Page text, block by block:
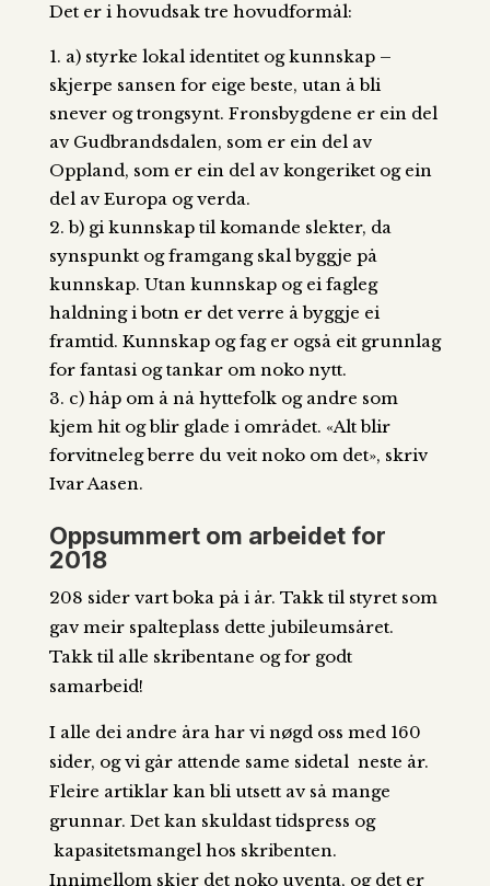
Det er i hovudsak tre hovudformål:
a) styrke lokal identitet og kunnskap –
skjerpe sansen for eige beste, utan å bli
snever og trongsynt. Fronsbygdene er ein del
av Gudbrandsdalen, som er ein del av
Oppland, som er ein del av kongeriket og ein
del av Europa og verda.
b) gi kunnskap til komande slekter, da
synspunkt og framgang skal byggje på
kunnskap. Utan kunnskap og ei fagleg
haldning i botn er det verre å byggje ei
framtid. Kunnskap og fag er også eit grunnlag
for fantasi og tankar om noko nytt.
c) håp om å nå hyttefolk og andre som
kjem hit og blir glade i området. «Alt blir
forvitneleg berre du veit noko om det», skriv
Ivar Aasen.
Oppsummert om arbeidet for
2018
208 sider vart boka på i år. Takk til styret som
gav meir spalteplass dette jubileumsåret.
Takk til alle skribentane og for godt
samarbeid!
I alle dei andre åra har vi nøgd oss med 160
sider, og vi går attende same sidetal neste år.
Fleire artiklar kan bli utsett av så mange
grunnar. Det kan skuldast tidspress og
kapasitetsmangel hos skribenten.
Innimellom skjer det noko uventa, og det er